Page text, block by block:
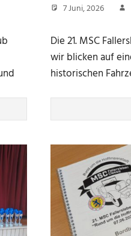
7 Juni, 2026
Die 21. MSC
wir blicken auf
historischen